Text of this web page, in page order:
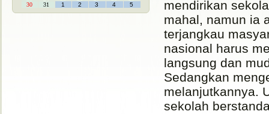
30
31 1 2 3 4 5
mendirikan
mahal, namun ia
terjangkau
nasional harus
langsung dan
Sedangkan
melanjutkannya.
sekolah